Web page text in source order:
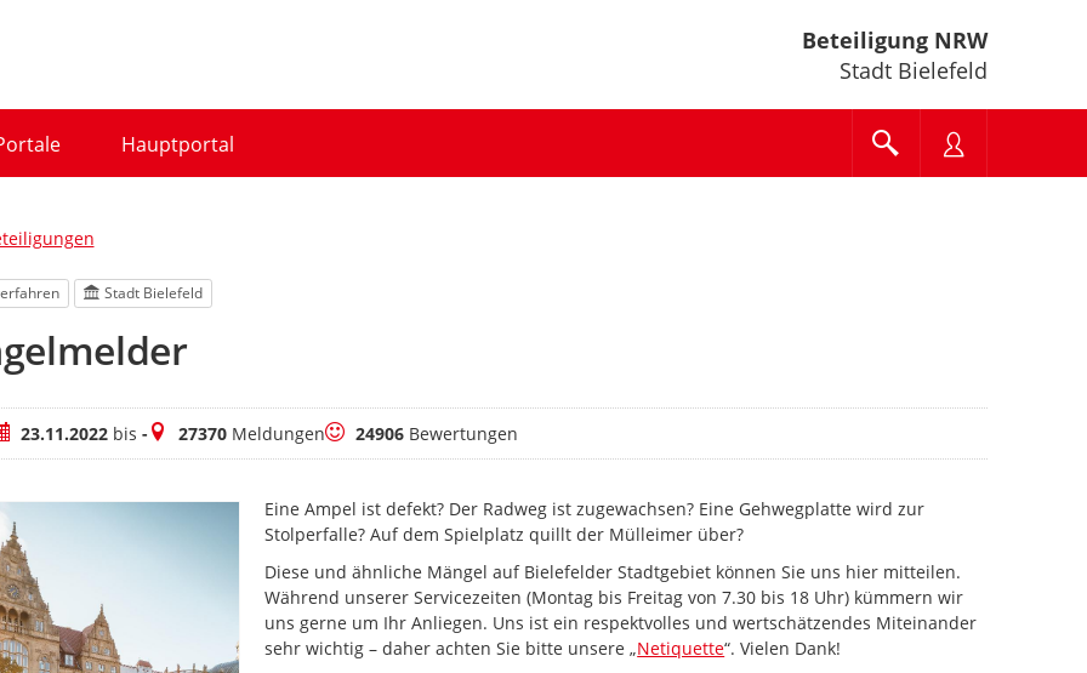
Beteiligung NRW
Stadt Bielefeld
Hauptportal
Stadt Bielefeld
23.11.2022bis -Meldungen
27370MeldungenBewertungen
24906Bewertungen
Eine Ampel ist defekt? Der Radweg ist zugewachsen? Eine Gehwegplatte wird zur
Stolperfalle? Auf dem Spielplatz quillt der Mülleimer über?
Diese und ähnliche Mängel auf Bielefelder Stadtgebiet können Sie uns hier mitteilen.
Während unserer Servicezeiten (Montag bis Freitag von 7.30 bis 18 Uhr) kümmern wir
uns gerne um Ihr Anliegen. Uns ist ein respektvolles und wertschätzendes Miteinander
sehr wichtig – daher achten Sie bitte unsere „Netiquette“. Vielen Dank!